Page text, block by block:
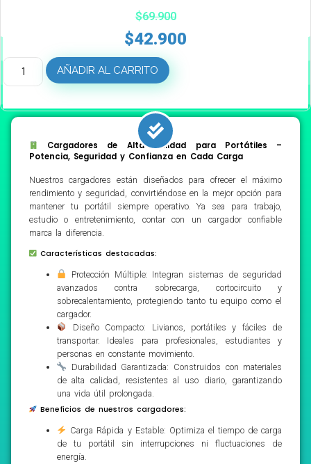
$69.900
$42.900
AÑADIR AL CARRITO
Cargadores de Alta Calidad para Portátiles –
Potencia, Seguridad y Confianza en Cada Carga
Nuestros cargadores están diseñados para ofrecer el máximo
rendimiento y seguridad, convirtiéndose en la mejor opción para
mantener tu portátil siempre operativo. Ya sea para trabajo,
estudio o entretenimiento, contar con un cargador confiable
marca la diferencia.
Características destacadas:
Protección Múltiple: Integran sistemas de seguridad
avanzados contra sobrecarga, cortocircuito y
sobrecalentamiento, protegiendo tanto tu equipo como el
cargador.
Diseño Compacto: Livianos, portátiles y fáciles de
transportar. Ideales para profesionales, estudiantes y
personas en constante movimiento.
Durabilidad Garantizada: Construidos con materiales
de alta calidad, resistentes al uso diario, garantizando
una vida útil prolongada.
Beneficios de nuestros cargadores:
Carga Rápida y Estable: Optimiza el tiempo de carga
de tu portátil sin interrupciones ni fluctuaciones de
energía.